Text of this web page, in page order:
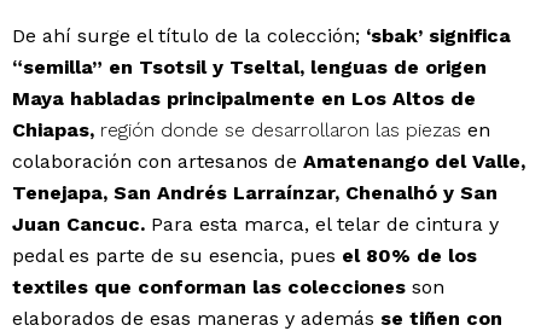
De ahí surge el título de la colección; ‘sbak’ significa
“semilla” en Tsotsil y Tseltal, lenguas de origen
Maya habladas principalmente en Los Altos de
Chiapas, región donde se desarrollaron las piezas en
colaboración con artesanos de Amatenango del Valle,
Tenejapa, San Andrés Larraínzar, Chenalhó y San
Juan Cancuc. Para esta marca, el telar de cintura y
pedal es parte de su esencia, pues el 80% de los
textiles que conforman las colecciones son
elaborados de esas maneras y además se tiñen con